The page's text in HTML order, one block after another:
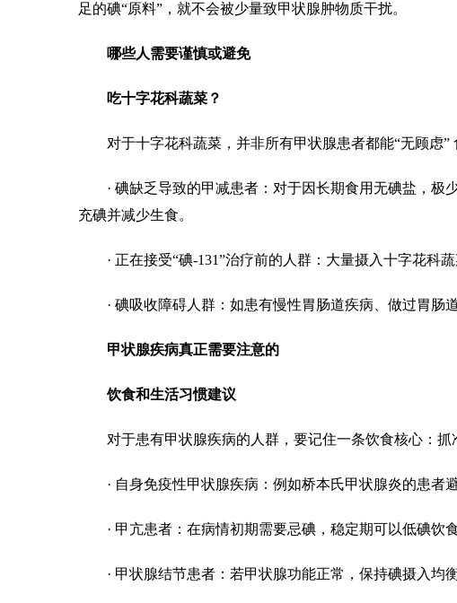
足的碘“原料”，就不会被少量致甲状腺肿物质干扰。
哪些人需要谨慎或避免
吃十字花科蔬菜？
对于十字花科蔬菜，并非所有甲状腺患者都能“无顾虑”
· 碘缺乏导致的甲减患者：对于因长期食用无碘盐，极
充碘并减少生食。
· 正在接受“碘-131”治疗前的人群：大量摄入十字花科蔬
· 碘吸收障碍人群：如患有慢性胃肠道疾病、做过胃肠
甲状腺疾病真正需要注意的
饮食和生活习惯建议
对于患有甲状腺疾病的人群，要记住一条饮食核心：抓
· 自身免疫性甲状腺疾病：例如桥本氏甲状腺炎的患者
· 甲亢患者：在病情初期需要忌碘，稳定期可以低碘饮食
· 甲状腺结节患者：若甲状腺功能正常，保持碘摄入均衡